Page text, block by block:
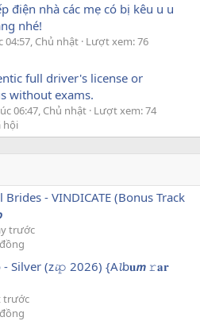
điện nhà các mẹ có bị kêu u u
nhé!
04:57, Chủ nhật Lượt xem: 76
full driver's license or
without exams.
06:47, Chủ nhật Lượt xem: 74
hội
- VINDICATE (Bonus Track
trước
Silver (z𝓲𝚙 2026) {A𝓵b𝐮𝙢 𝚛𝐚𝐫
trước